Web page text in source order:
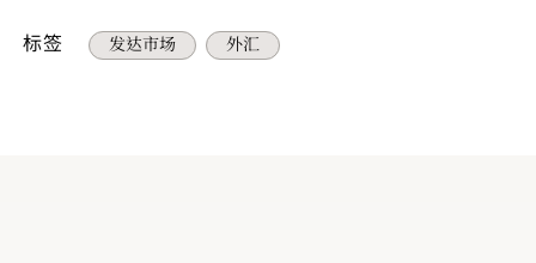
accessibility.support@jpmorgan.com ）。
请参阅所有重要信息。
标签 发达市场 外汇